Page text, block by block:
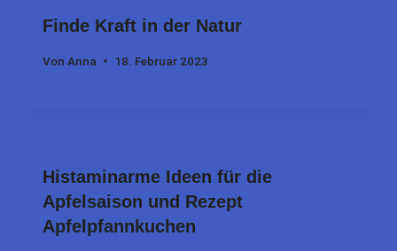
Finde Kraft in der Natur
Von Anna 18. Februar 2023
Histaminarme Ideen für die
Apfelsaison und Rezept
Apfelpfannkuchen